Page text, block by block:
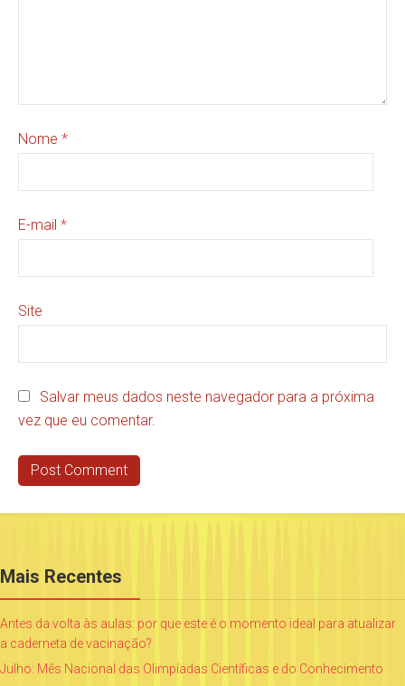
Nome *
E-mail *
Site
Salvar meus dados neste navegador para a próxima
vez que eu comentar.
Mais Recentes
Antes da volta às aulas: por que este é o momento ideal para atualizar
a caderneta de vacinação?
Julho: Mês Nacional das Olimpíadas Científicas e do Conhecimento